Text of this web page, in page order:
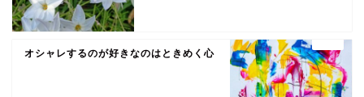
オシャレするのが好きなのはときめく心